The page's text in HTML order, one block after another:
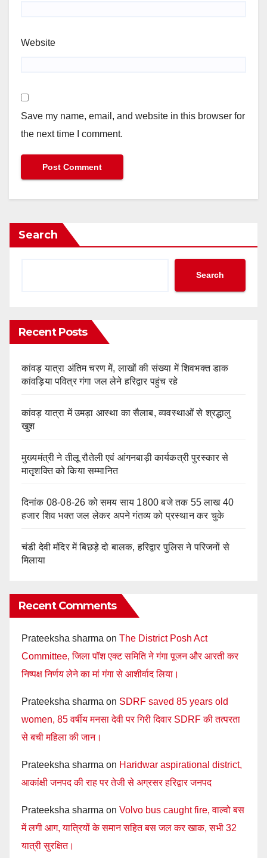
Website
Save my name, email, and website in this browser for
the next time I comment.
Search
Search
Recent Posts
कांवड़ यात्रा अंतिम चरण में, लाखों की संख्या में शिवभक्त डाक
कांवड़िया पवित्र गंगा जल लेने हरिद्वार पहुंच रहे
कांवड़ यात्रा में उमड़ा आस्था का सैलाब, व्यवस्थाओं से श्रद्धालु
खुश
मुख्यमंत्री ने तीलू रौतेली एवं आंगनबाड़ी कार्यकत्री पुरस्कार से
मातृशक्ति को किया सम्मानित
दिनांक 08-08-26 को समय साय 1800 बजे तक 55 लाख 40
हजार शिव भक्त जल लेकर अपने गंतव्य को प्रस्थान कर चुके
चंडी देवी मंदिर में बिछड़े दो बालक, हरिद्वार पुलिस ने परिजनों से
मिलाया
Recent Comments
Prateeksha sharma on The District Posh Act
Committee, जिला पॉश एक्ट समिति ने गंगा पूजन और आरती कर
निष्पक्ष निर्णय लेने का मां गंगा से आशीर्वाद लिया।
Prateeksha sharma on SDRF saved 85 years old
women, 85 वर्षीय मनसा देवी पर गिरी दिवार SDRF की तत्परता
से बची महिला की जान।
Prateeksha sharma on Haridwar aspirational district,
आकांक्षी जनपद की राह पर तेजी से अग्रसर हरिद्वार जनपद
Prateeksha sharma on Volvo bus caught fire, वाल्वो बस
में लगी आग, यात्रियों के समान सहित बस जल कर खाक, सभी 32
यात्री सुरक्षित।